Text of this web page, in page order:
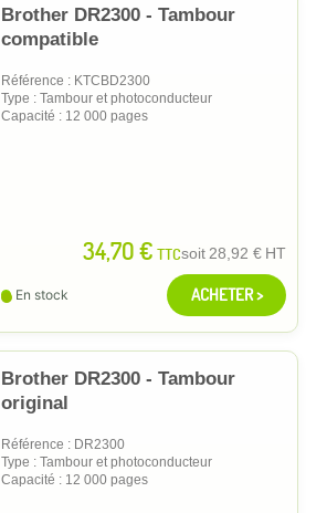
Brother DR2300 - Tambour
compatible
Référence : KTCBD2300
Type : Tambour et photoconducteur
Capacité : 12 000 pages
34,70 € TTCsoit28,92 € HT
En stock ACHETER >
Brother DR2300 - Tambour
original
Référence : DR2300
Type : Tambour et photoconducteur
Capacité : 12 000 pages